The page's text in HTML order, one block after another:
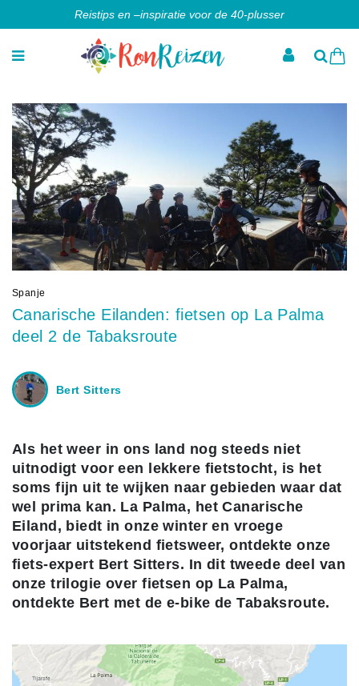
Reistips en –inspiratie voor de 40-plusser
Spanje
Canarische Eilanden: fietsen op La Palma
deel 2 de Tabaksroute
Bert Sitters
Als het weer in ons land nog steeds niet
uitnodigt voor een lekkere fietstocht, is het
soms fijn uit te wijken naar gebieden waar dat
wel prima kan. La Palma, het Canarische
Eiland, biedt in onze winter en vroege
voorjaar uitstekend fietsweer, ontdekte onze
fiets-expert Bert Sitters. In dit tweede deel van
onze trilogie over fietsen op La Palma,
ontdekte Bert met de e-bike de Tabaksroute.